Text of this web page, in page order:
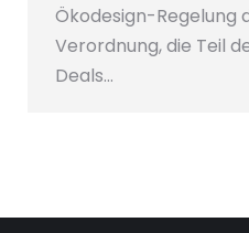
Ökodesign-Regelung
Verordnung, die Teil
Deals…